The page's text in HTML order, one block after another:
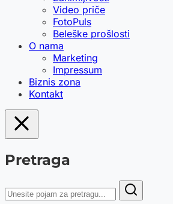
Video priče
FotoPuls
Beleške prošlosti
O nama
Marketing
Impressum
Biznis zona
Kontakt
Pretraga